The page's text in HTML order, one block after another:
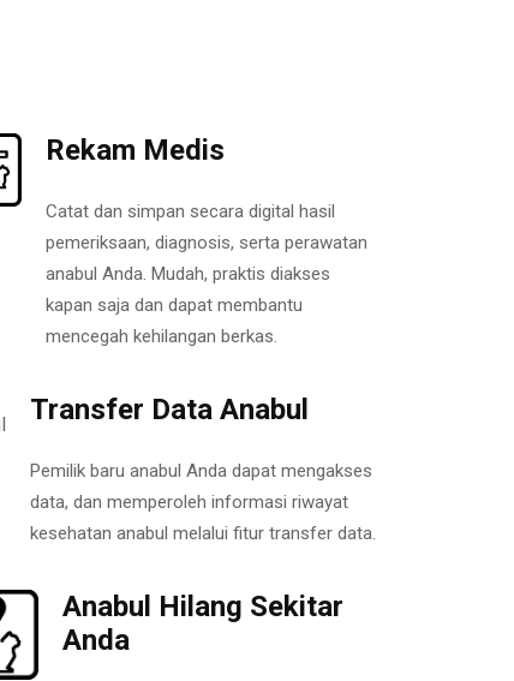
Rekam Medis
Catat dan simpan secara digital hasil
pemeriksaan, diagnosis, serta perawatan
anabul Anda. Mudah, praktis diakses
kapan saja dan dapat membantu
mencegah kehilangan berkas.
Transfer Data Anabul
Pemilik baru anabul Anda dapat mengakses
data, dan memperoleh informasi riwayat
kesehatan anabul melalui fitur transfer data.
Anabul Hilang Sekitar
Anda